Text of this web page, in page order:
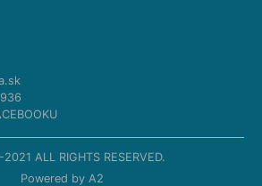
ALL RIGHTS RESERVED.
Powered by A2